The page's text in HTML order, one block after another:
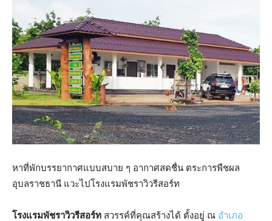
หาที่พักบรรยากาศแบบสบาย ๆ อากาศสดชื่น ตระการพืชผล
อุบลราชธานี แวะไปโรงแรมพัชราวิวรีสอร์ท
โรงแรมพัชราวิวรีสอร์ท สวรรค์ที่คุณสร้างได้ ตั้งอยู่ ณ อำเภอ